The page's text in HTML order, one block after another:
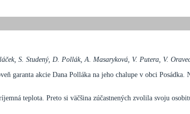
S. Studený, D. Pollák, A. Masaryková, V. Putera, V.
garanta akcie Dana Polláka na jeho chalupe v obci Posádka.
teplota. Preto si väčšina zúčastnených zvolila svoju